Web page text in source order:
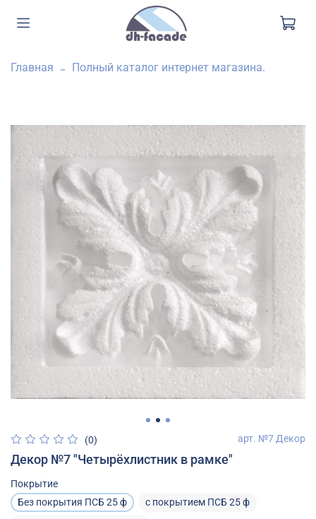
Главная Полный каталог интернет магазина.
(0) арт. №7 Декор
Декор №7 "Четырёхлистник в рамке"
Покрытие
Без покрытия ПСБ 25 ф
с покрытием ПСБ 25 ф